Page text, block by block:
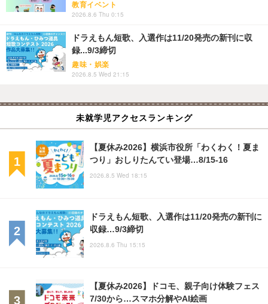
教育イベント
2026.8.6 Thu 0:15
ドラえもん短歌、入選作は11/20発売の新刊に収
録...9/3締切
趣味・娯楽
2026.8.5 Wed 21:15
未就学児アクセスランキング
【夏休み2026】横浜市役所「わくわく！夏ま
つり」おしりたんてい登場…8/15-16
2026.8.5 Wed 18:15
ドラえもん短歌、入選作は11/20発売の新刊に
収録…9/3締切
2026.8.6 Thu 15:15
【夏休み2026】ドコモ、親子向け体験フェス
7/30から…スマホ分解やAI絵画